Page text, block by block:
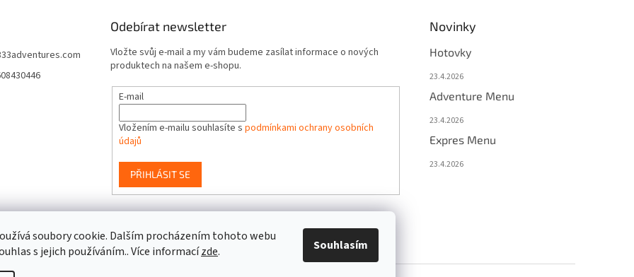
soubory cookie. Dalším procházením tohoto webu
s jejich používáním.. Více informacízde. Souhlasím
Odebírat newsletter
Vložte svůj e-mail a my vám budeme zasílat informace o nových
produktech na našem e-shopu.
E-mail
Vložením e-mailu souhlasíte s podmínkami ochrany osobních
údajů
PŘIHLÁSIT SE
Novinky
Hotovky
23.4.2026
Adventure Menu
23.4.2026
Expres Menu
23.4.2026
event333